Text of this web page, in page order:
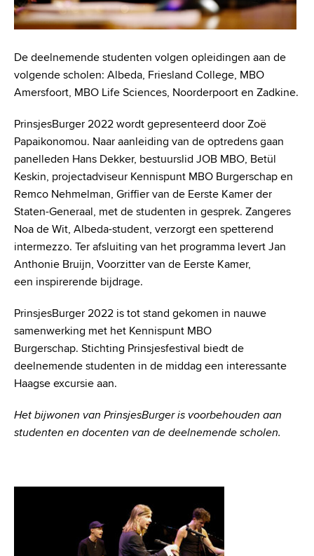
De deelnemende studenten volgen opleidingen aan de
volgende scholen: Albeda, Friesland College, MBO
Amersfoort, MBO Life Sciences, Noorderpoort en Zadkine.
PrinsjesBurger 2022 wordt gepresenteerd door Zoë
Papaikonomou. Naar aanleiding van de optredens gaan
panelleden Hans Dekker, bestuurslid JOB MBO, Betül
Keskin, projectadviseur Kennispunt MBO Burgerschap en
Remco Nehmelman, Griffier van de Eerste Kamer der
Staten-Generaal, met de studenten in gesprek. Zangeres
Noa de Wit, Albeda-student, verzorgt een spetterend
intermezzo. Ter afsluiting van het programma levert Jan
Anthonie Bruijn, Voorzitter van de Eerste Kamer,
een inspirerende bijdrage.
PrinsjesBurger 2022 is tot stand gekomen in nauwe
samenwerking met het Kennispunt MBO
Burgerschap. Stichting Prinsjesfestival biedt de
deelnemende studenten in de middag een interessante
Haagse excursie aan.
Het bijwonen van PrinsjesBurger is voorbehouden aan
studenten en docenten van de deelnemendescholen.